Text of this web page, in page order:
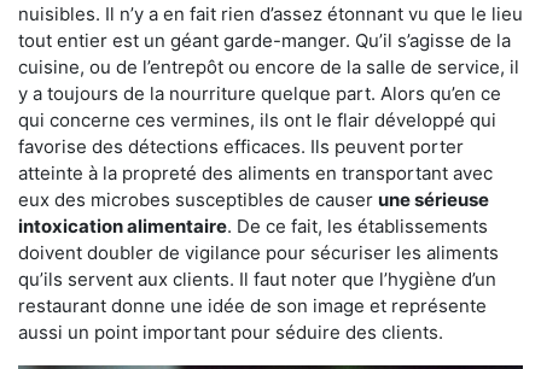
nuisibles. Il n’y a en fait rien d’assez étonnant vu que le lieu
tout entier est un géant garde-manger. Qu’il s’agisse de la
cuisine, ou de l’entrepôt ou encore de la salle de service, il
y a toujours de la nourriture quelque part. Alors qu’en ce
qui concerne ces vermines, ils ont le flair développé qui
favorise des détections efficaces. Ils peuvent porter
atteinte à la propreté des aliments en transportant avec
eux des microbes susceptibles de causer une sérieuse
intoxication alimentaire. De ce fait, les établissements
doivent doubler de vigilance pour sécuriser les aliments
qu’ils servent aux clients. Il faut noter que l’hygiène d’un
restaurant donne une idée de son image et représente
aussi un point important pour séduire des clients.